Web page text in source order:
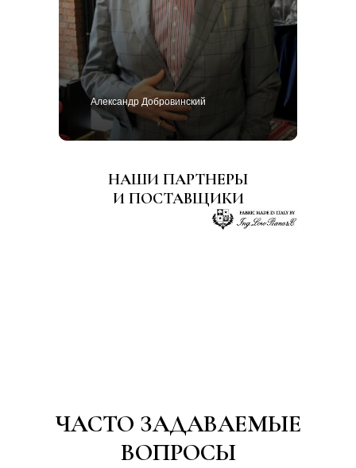
Александр Добровинский
НАШИ ПАРТНЕРЫ
И ПОСТАВЩИКИ
ЧАСТО ЗАДАВАЕМЫЕ
ВОПРОСЫ